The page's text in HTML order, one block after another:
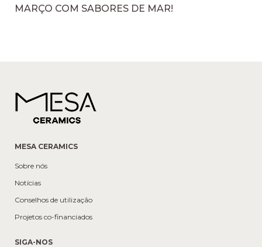
MARÇO COM SABORES DE MAR!
MESA CERAMICS
Sobre nós
Notícias
Conselhos de utilização
Projetos co-financiados
SIGA-NOS